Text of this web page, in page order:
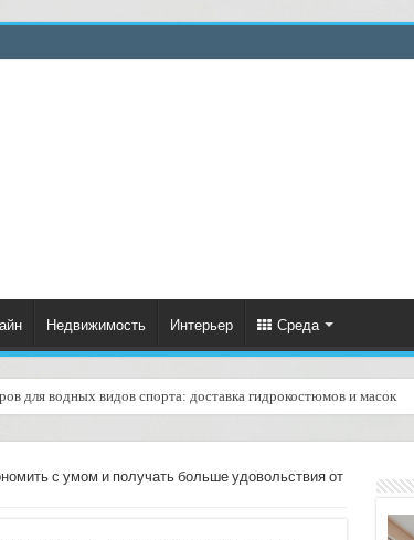
Недвижимость Интерьер Среда
для водных видов спорта: доставка гидрокостюмов и масок
рейтинга курьеров по качеству доставок: практическое
с умом и получать больше удовольствия от